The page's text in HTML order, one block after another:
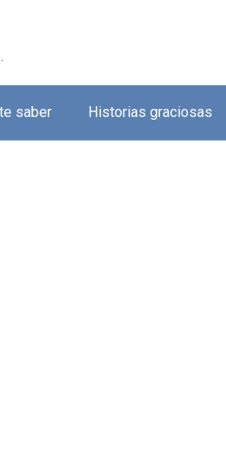
saber Historias graciosas